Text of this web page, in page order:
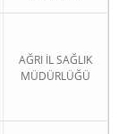
AĞRI İL SAĞLIK
MÜDÜRLÜĞÜ